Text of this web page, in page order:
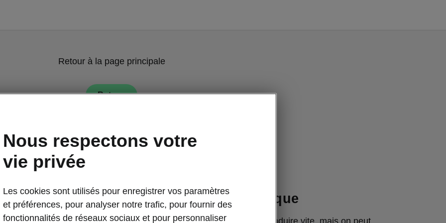
Retour à la page principale
Retour
Élégance athlétique
On ne peut pas toujours conduire vite, mais on peut
Nous respectons votre
vie privée
Les cookies sont utilisés pour enregistrer vos paramètres
et préférences, pour analyser notre trafic, pour fournir des
fonctionnalités de réseaux sociaux et pour personnaliser